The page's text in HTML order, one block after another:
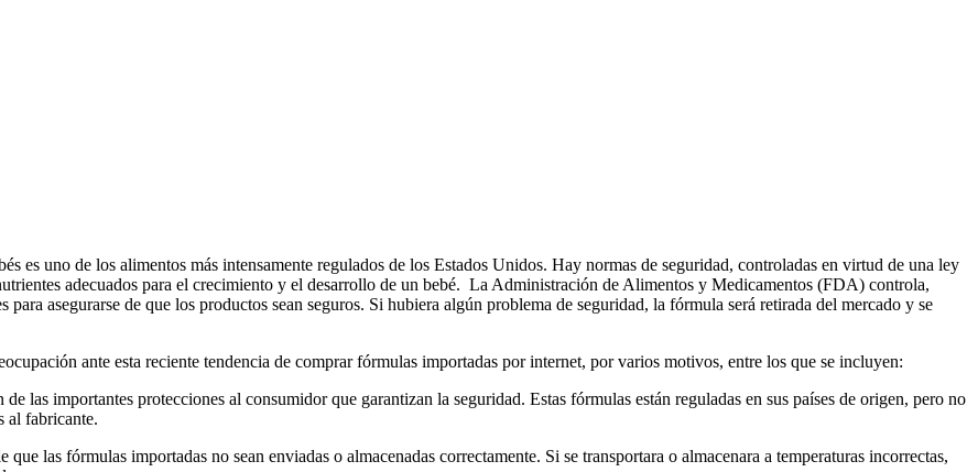
es uno de los alimentos más intensamente regulados de los Estados Unidos. Hay normas de seguridad, controladas en virtud de una ley
adecuados para el crecimiento y el desarrollo de un bebé. La Administración de Alimentos y Medicamentos (FDA) controla,
asegurarse de que los productos sean seguros. Si hubiera algún problema de seguridad, la fórmula será retirada del mercado y se
ante esta reciente tendencia de comprar fórmulas importadas por internet, por varios motivos, entre los que se incluyen:
las importantes protecciones al consumidor que garantizan la seguridad. Estas fórmulas están reguladas en sus países de origen, pero no
al fabricante.
que las fórmulas importadas no sean enviadas o almacenadas correctamente. Si se transportara o almacenara a temperaturas incorrectas,